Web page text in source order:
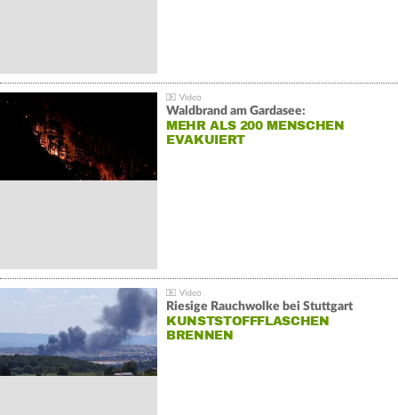
Waldbrand am Gardasee:
MEHR ALS 200 MENSCHEN
EVAKUIERT
Riesige Rauchwolke bei Stuttgart
KUNSTSTOFFFLASCHEN
BRENNEN